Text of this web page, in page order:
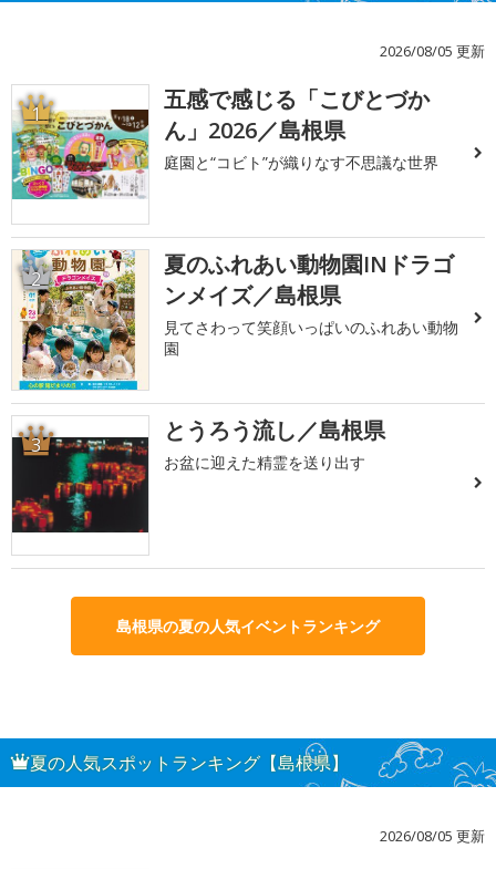
2026/08/05 更新
1
五感で感じる「こびとづか
ん」2026／島根県
庭園と“コビト”が織りなす不思議な世界
2
夏のふれあい動物園INドラゴ
ンメイズ／島根県
見てさわって笑顔いっぱいのふれあい動物
園
3 とうろう流し／島根県
お盆に迎えた精霊を送り出す
島根県の夏の人気イベントランキング
夏の人気スポットランキング【島根県】
2026/08/05 更新